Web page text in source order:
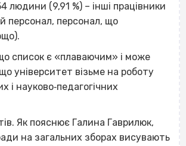
людини (9,91 %) – інші працівники
персонал, персонал, що
список є «плаваючим» і може
університет візьме на роботу
і науково‐педагогічних
Як пояснює Галина Гаврилюк,
на загальних зборах висувають